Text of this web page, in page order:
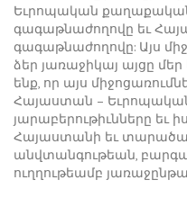
Եւրոպական
գագաթնաժողովը եւ
գագաթնաժողովը: Այս
ձեր յառաջիկայ այցը մեր
ենք, որ այս
Հայաստան – Եւրոպական
յարաբերութիւնները
Հայաստանի եւ
անվտանգութեան,
ուղղութեամբ